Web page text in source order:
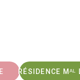
RÉSIDENCE Mᴬᴸ